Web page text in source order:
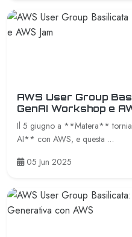
AWS User Group
GenAI Workshop e
Il 5 giugno a **Matera**
AI** con AWS, e questa …
05 Jun 2025